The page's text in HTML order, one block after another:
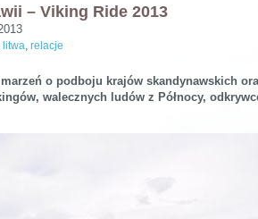
– Viking Ride 2013
litwa, relacje
o podboju krajów skandynawskich
walecznych ludów z Północy,